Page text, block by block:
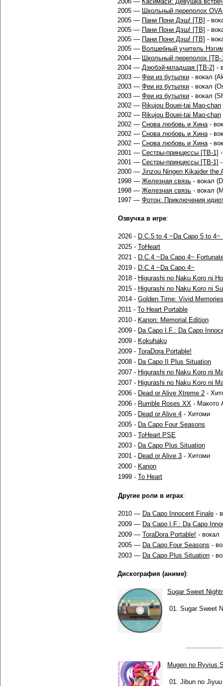
2005 — Школьный переполох
2005 — Пани Пони Дэш! [ТВ] -
2005 — Пани Пони Дэш! [ТВ] -
2005 — Пани Пони Дэш! [ТВ] -
2005 — Волшебный учитель
2004 — Школьный переполох [ТВ-
2004 — Дзюбэй-младшая [ТВ-2] -
2003 — Феи из бутылки - вокал
2003 — Феи из бутылки - вокал
2003 — Феи из бутылки - вокал
2002 — Rikujou Bouei-tai Mao-chan
2002 — Rikujou Bouei-tai Mao-chan
2002 — Снова любовь и Хина-
2002 — Снова любовь и Хина-
2002 — Снова любовь и Хина-
2001 — Сестры-принцессы [ТВ-1]
2001 — Сестры-принцессы [ТВ-1]
2000 — Jinzou Ningen Kikaider the
1998 — Железная связь - вокал
1998 — Железная связь - вокал
1997 — Фотон: Приключения
Озвучка в игре:
2026 - D.C.5 to 4 ~Da Capo 5 to
2025 - ToHeart
2021 - D.C.4 ~Da Capo 4~
2019 - D.C.4 ~Da Capo 4~
2018 - Higurashi no Naku Koro ni
2015 - Higurashi no Naku Koro ni
2014 - Golden Time: Vivid Memories
2011 - To Heart Portable
2010 - Kanon: Memorial Edition
2009 - Da Capo I.F.: Da Capo
2009 - Kokuhaku
2009 - ToraDora Portable!
2008 - Da Capo II Plus Situation
2007 - Higurashi no Naku Koro ni
2007 - Higurashi no Naku Koro ni
2006 - Dead or Alive Xtreme 2 -
2006 - Rumble Roses XX - Макото
2005 - Dead or Alive 4 - Хитоми
2005 - Da Capo Four Seasons
2003 - ToHeart PSE
2003 - Da Capo Plus Situation
2001 - Dead or Alive 3 - Хитоми
2000 - Kanon
1999 - To Heart
Другие роли в играх:
2010 — Da Capo Innocent Finale -
2009 — Da Capo I.F.: Da Capo
2009 — ToraDora Portable! - вокал
2005 — Da Capo Four Seasons -
2003 — Da Capo Plus Situation -
Дискография (аниме):
Sugar Sweet
01. Sugar Sweet
Mugen no Ryvius
01. Jibun no